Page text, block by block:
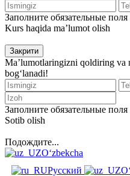
Заполните обязательные поля
Kurs haqida ma’lumot olish
Закрити
Ma’lumotlaringizni qoldiring va
bog‘lanadi!
Заполните обязательные поля
Sotib olish
Подождите...
O‘zbekcha
Русский